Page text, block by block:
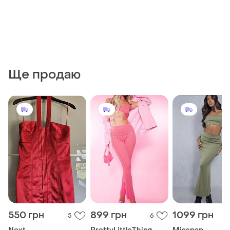
Ще продаю
550 грн 5 899 грн 6 1099 грн